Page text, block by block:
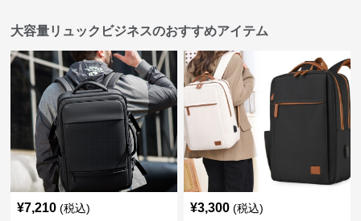
大容量リュックビジネスのおすすめアイテム
¥7,210 (税込) ¥3,300 (税込)